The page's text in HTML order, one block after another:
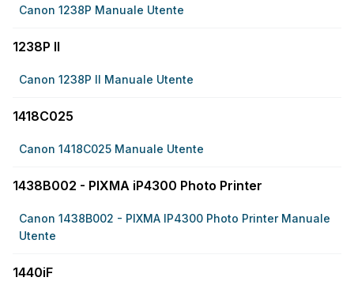
Canon 1238P Manuale Utente
1238P II
Canon 1238P II Manuale Utente
1418C025
Canon 1418C025 Manuale Utente
1438B002 - PIXMA iP4300 Photo Printer
Canon 1438B002 - PIXMA IP4300 Photo Printer Manuale
Utente
1440iF